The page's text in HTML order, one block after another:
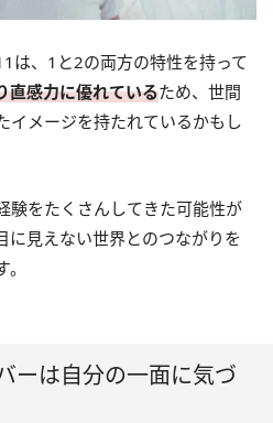
は、1と2の両方の特性を持って
直感力に優れているため、世間
イメージを持たれているかもし
験をたくさんしてきた可能性が
に見えない世界とのつながりを
ーは自分の一面に気づ